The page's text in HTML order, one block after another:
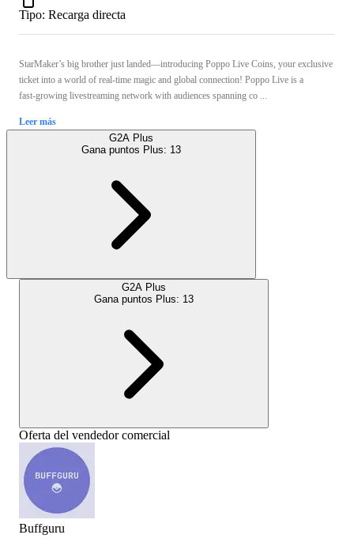
Tipo: Recarga directa
StarMaker’s big brother just landed—introducing Poppo Live Coins, your exclusive
ticket into a world of real-time magic and global connection! Poppo Live is a
fast‑growing livestreaming network with audiences spanning co ...
Leer más
G2A Plus
Gana puntos Plus: 13
G2A Plus
Gana puntos Plus: 13
Oferta del vendedor comercial
Buffguru